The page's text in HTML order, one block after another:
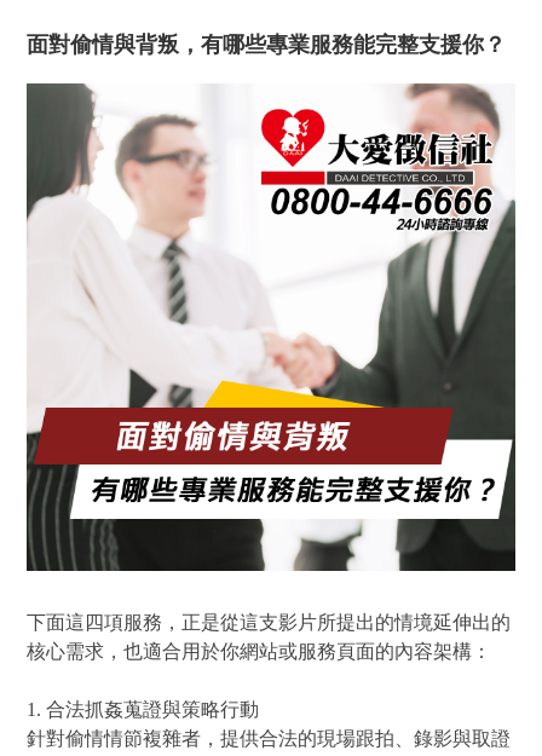
面對偷情與背叛，有哪些專業服務能完整支援你？
下面這四項服務，正是從這支影片所提出的情境延伸出的
核心需求，也適合用於你網站或服務頁面的內容架構：
1. 合法抓姦蒐證與策略行動
針對偷情情節複雜者，提供合法的現場跟拍、錄影與取證